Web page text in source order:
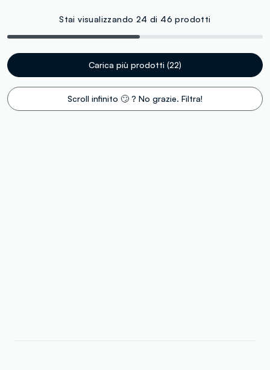
Stai visualizzando 24 di 46 prodotti
Carica più prodotti (22)
Scroll infinito 🙄 ? No grazie. Filtra!